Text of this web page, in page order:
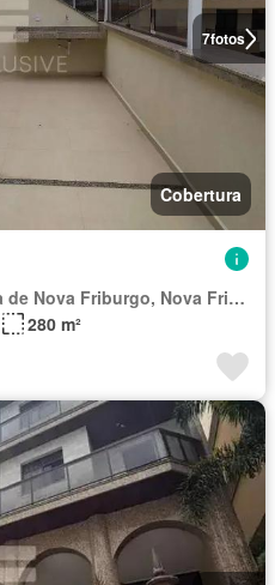
7fotos
Cobertura
Região Geográfica Imediata de Nova Friburgo, Nova Friburgo
280 m²